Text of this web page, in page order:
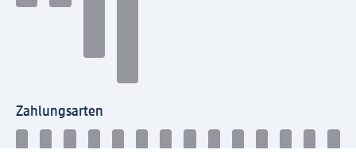
Zahlungsarten